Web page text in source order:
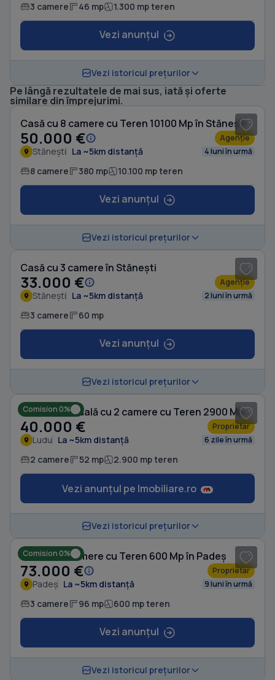
3 camere 46 mp 1.300 mp teren
Vezi anunțul
Vezi istoricul prețurilor
Pe lângă rezultatele de mai sus, iată și oferte
similare din împrejurimi.
Casă cu 8 camere cu Teren 10100 Mp în Stănești
50.000 € Agenție
Stănești La ~5km distanță 4 luni în urmă
8 camere 380 mp 10.100 mp teren
Vezi anunțul
Vezi istoricul prețurilor
Casă cu 3 camere în Stănești
33.000 € Agenție
Stănești La ~5km distanță 2 luni în urmă
3 camere 60 mp
Vezi anunțul
Vezi istoricul prețurilor
Comision 0% Casă individuală cu 2 camere cu Teren 2900 Mp în Ludu
40.000 € Proprietar
Ludu La ~5km distanță 6 zile în urmă
2 camere 52 mp 2.900 mp teren
Vezi anunțul pe Imobiliare.ro
Vezi istoricul prețurilor
Comision 0%
Casă cu 3 camere cu Teren 600 Mp în Padeș
73.000 € Proprietar
Padeș La ~5km distanță 9 luni în urmă
3 camere 96 mp 600 mp teren
Vezi anunțul
Vezi istoricul prețurilor